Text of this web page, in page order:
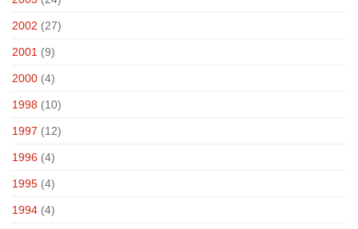
2002 (27)
2001 (9)
2000 (4)
1998 (10)
1997 (12)
1996 (4)
1995 (4)
1994 (4)